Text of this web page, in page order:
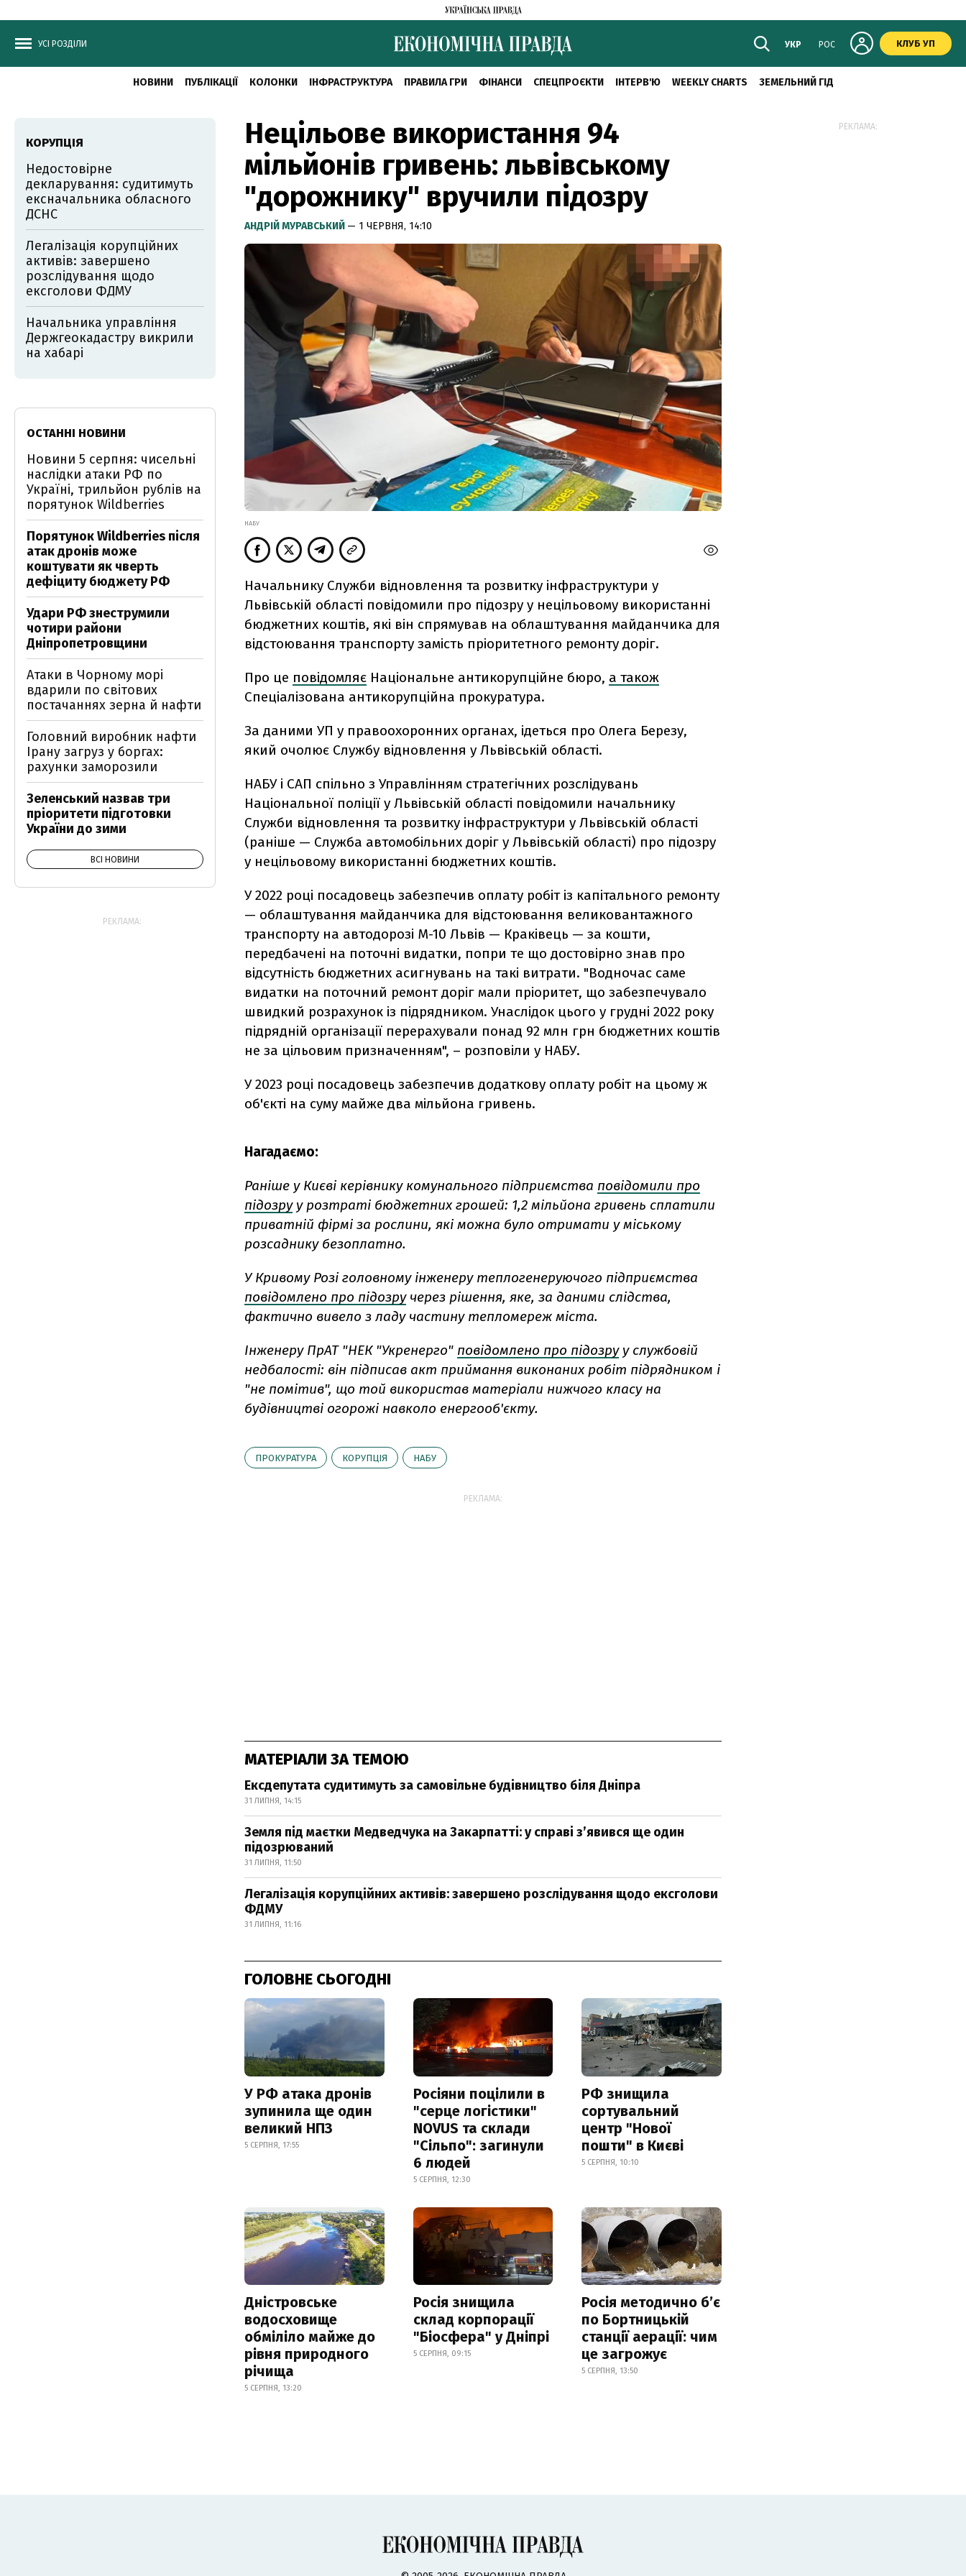
УСІ РОЗДІЛИ УКР РОС КЛУБ УП
НОВИНИ ПУБЛІКАЦІЇ КОЛОНКИ ІНФРАСТРУКТУРА ПРАВИЛА ГРИ ФІНАНСИ СПЕЦПРОЄКТИ ІНТЕРВ'Ю WEEKLY CHARTS ЗЕМЕЛЬНИЙ ГІД
Нецільове використання 94
мільйонів гривень: львівському
"дорожнику" вручили підозру
АНДРІЙ МУРАВСЬКИЙ — 1 ЧЕРВНЯ, 14:10
НАБУ
Начальнику Служби відновлення та розвитку інфраструктури у
Львівській області повідомили про підозру у нецільовому використанні
бюджетних коштів, які він спрямував на облаштування майданчика для
відстоювання транспорту замість пріоритетного ремонту доріг.
Про це повідомляє Національне антикорупційне бюро, а також
Спеціалізована антикорупційна прокуратура.
За даними УП у правоохоронних органах, ідеться про Олега Березу,
який очолює Службу відновлення у Львівській області.
НАБУ і САП спільно з Управлінням стратегічних розслідувань
Національної поліції у Львівській області повідомили начальнику
Служби відновлення та розвитку інфраструктури у Львівській області
(раніше — Служба автомобільних доріг у Львівській області) про підозру
у нецільовому використанні бюджетних коштів.
У 2022 році посадовець забезпечив оплату робіт із капітального ремонту
— облаштування майданчика для відстоювання великовантажного
транспорту на автодорозі М-10 Львів — Краківець — за кошти,
передбачені на поточні видатки, попри те що достовірно знав про
відсутність бюджетних асигнувань на такі витрати. "Водночас саме
видатки на поточний ремонт доріг мали пріоритет, що забезпечувало
швидкий розрахунок із підрядником. Унаслідок цього у грудні 2022 року
підрядній організації перерахували понад 92 млн грн бюджетних коштів
не за цільовим призначенням", – розповіли у НАБУ.
У 2023 році посадовець забезпечив додаткову оплату робіт на цьому ж
об'єкті на суму майже два мільйона гривень.
Нагадаємо:
Раніше у Києві керівнику комунального підприємства повідомили про
підозру у розтраті бюджетних грошей: 1,2 мільйона гривень сплатили
приватній фірмі за рослини, які можна було отримати у міському
розсаднику безоплатно.
У Кривому Розі головному інженеру теплогенеруючого підприємства
повідомлено про підозру через рішення, яке, за даними слідства,
фактично вивело з ладу частину тепломереж міста.
Інженеру ПрАТ "НЕК "Укренерго" повідомлено про підозру у службовій
недбалості: він підписав акт приймання виконаних робіт підрядником і
"не помітив", що той використав матеріали нижчого класу на
будівництві огорожі навколо енергооб'єкту.
ПРОКУРАТУРА КОРУПЦІЯ НАБУ
РЕКЛАМА:
МАТЕРІАЛИ ЗА ТЕМОЮ
Ексдепутата судитимуть за самовільне будівництво біля Дніпра
31 ЛИПНЯ, 14:15
Земля під маєтки Медведчука на Закарпатті: у справі з’явився ще один
підозрюваний
31 ЛИПНЯ, 11:50
Легалізація корупційних активів: завершено розслідування щодо ексголови
ФДМУ
31 ЛИПНЯ, 11:16
ГОЛОВНЕ СЬОГОДНІ
У РФ атака дронів
зупинила ще один
великий НПЗ
5 СЕРПНЯ, 17:55
Росіяни поцілили в
"серце логістики"
NOVUS та склади
"Сільпо": загинули
6 людей
5 СЕРПНЯ, 12:30
РФ знищила
сортувальний
центр "Нової
пошти" в Києві
5 СЕРПНЯ, 10:10
Дністровське
водосховище
обміліло майже до
рівня природного
річища
5 СЕРПНЯ, 13:20
Росія знищила
склад корпорації
"Біосфера" у Дніпрі
5 СЕРПНЯ, 09:15
Росія методично б’є
по Бортницькій
станції аерації: чим
це загрожує
5 СЕРПНЯ, 13:50
КОРУПЦІЯ
Недостовірне
декларування: судитимуть
ексначальника обласного
ДСНС
Легалізація корупційних
активів: завершено
розслідування щодо
ексголови ФДМУ
Начальника управління
Держгеокадастру викрили
на хабарі
ОСТАННІ НОВИНИ
Новини 5 серпня: чисельні
наслідки атаки РФ по
Україні, трильйон рублів на
порятунок Wildberries
Порятунок Wildberries після
атак дронів може
коштувати як чверть
дефіциту бюджету РФ
Удари РФ знеструмили
чотири райони
Дніпропетровщини
Атаки в Чорному морі
вдарили по світових
постачаннях зерна й нафти
Головний виробник нафти
Ірану загруз у боргах:
рахунки заморозили
Зеленський назвав три
пріоритети підготовки
України до зими
ВСІ НОВИНИ
РЕКЛАМА:
РЕКЛАМА: